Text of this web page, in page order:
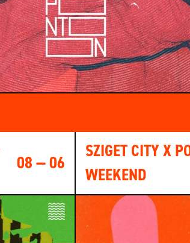
08 — 06
SZIGET CITY X
WEEKEND